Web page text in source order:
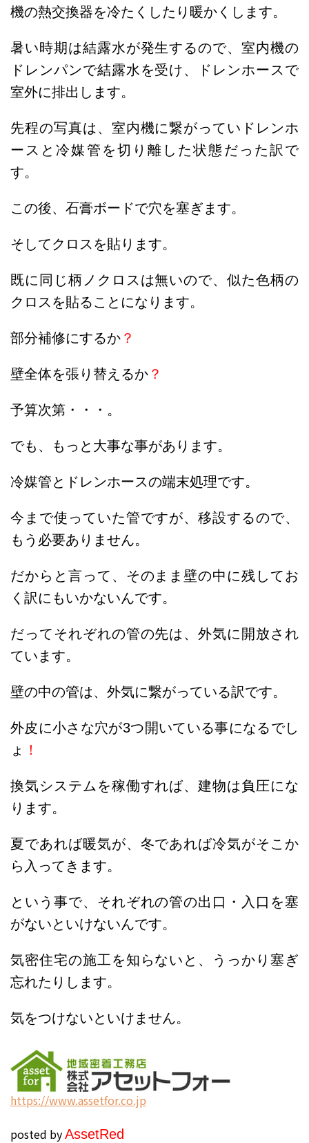
機の熱交換器を冷たくしたり暖かくします。
暑い時期は結露水が発生するので、室内機の
ドレンパンで結露水を受け、ドレンホースで
室外に排出します。
先程の写真は、室内機に繋がっていドレンホ
ースと冷媒管を切り離した状態だった訳で
す。
この後、石膏ボードで穴を塞ぎます。
そしてクロスを貼ります。
既に同じ柄ノクロスは無いので、似た色柄の
クロスを貼ることになります。
部分補修にするか ？
壁全体を張り替えるか ？
予算次第・・・。
でも、もっと大事な事があります。
冷媒管とドレンホースの端末処理です。
今まで使っていた管ですが、移設するので、
もう必要ありません。
だからと言って、そのまま壁の中に残してお
く訳にもいかないんです。
だってそれぞれの管の先は、外気に開放され
ています。
壁の中の管は、外気に繋がっている訳です。
外皮に小さな穴が3つ開いている事になるでし
ょ ！
換気システムを稼働すれば、建物は負圧にな
ります。
夏であれば暖気が、冬であれば冷気がそこか
ら入ってきます。
という事で、それぞれの管の出口・入口を塞
がないといけないんです。
気密住宅の施工を知らないと、うっかり塞ぎ
忘れたりします。
気をつけないといけません。
https://www.assetfor.co.jp
posted byAssetRed